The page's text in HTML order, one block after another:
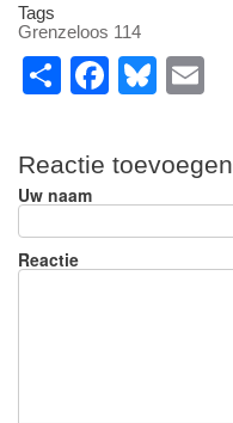
Tags
Grenzeloos 114
S
ar
e
F
c
e
b
o
Bl
e
sk
y
ail
Reactie toevoegen
Uw naam
Reactie